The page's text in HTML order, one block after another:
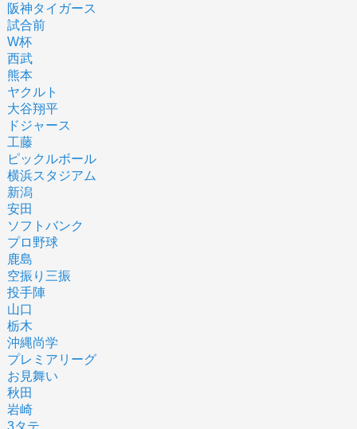
阪神タイガース
試合前
W杯
西武
熊本
ヤクルト
大谷翔平
ドジャース
工藤
ピックルボール
横浜スタジアム
新潟
安田
ソフトバンク
プロ野球
鹿島
空振り三振
投手陣
山口
栃木
沖縄尚学
プレミアリーグ
お見舞い
秋田
岩崎